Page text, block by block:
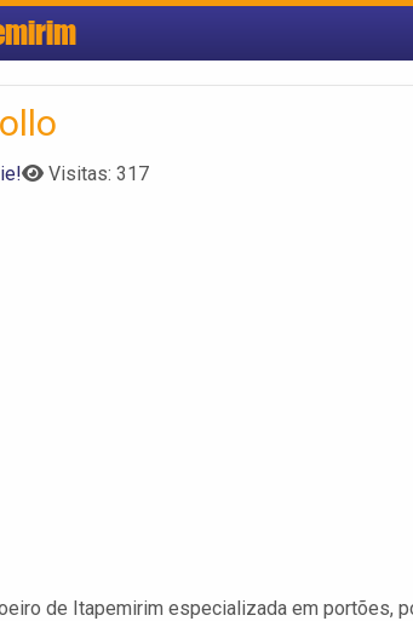
Visitas: 317
de Itapemirim especializada em portões,